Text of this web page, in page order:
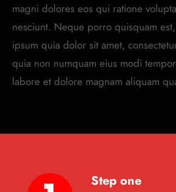
magni dolores eos qui ratione
nesciunt. Neque porro quisquam
ipsum quia dolor sit amet,
quia non numquam eius modi
labore et dolore magnam aliquam
Step one